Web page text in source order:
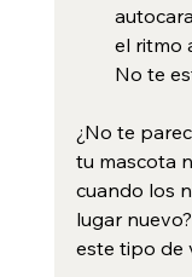
el ritmo
No te
¿No te
tu mascota
cuando los
lugar
este tipo de